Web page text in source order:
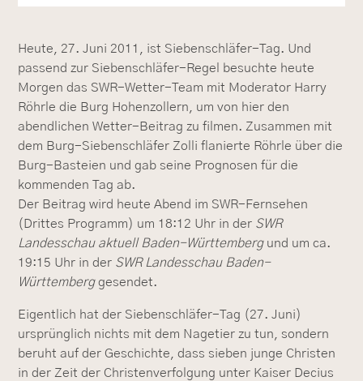
Heute, 27. Juni 2011, ist Siebenschläfer-Tag. Und
passend zur Siebenschläfer-Regel besuchte heute
Morgen das SWR-Wetter-Team mit Moderator Harry
Röhrle die Burg Hohenzollern, um von hier den
abendlichen Wetter-Beitrag zu filmen. Zusammen mit
dem Burg-Siebenschläfer Zolli flanierte Röhrle über die
Burg-Basteien und gab seine Prognosen für die
kommenden Tag ab.
Der Beitrag wird heute Abend im SWR-Fernsehen
(Drittes Programm) um 18:12 Uhr in der SWR
Landesschau aktuell Baden-Württembergund um ca.
19:15 Uhr in der SWR Landesschau Baden-
Württemberggesendet.
Eigentlich hat der Siebenschläfer-Tag (27. Juni)
ursprünglich nichts mit dem Nagetier zu tun, sondern
beruht auf der Geschichte, dass sieben junge Christen
in der Zeit der Christenverfolgung unter Kaiser Decius